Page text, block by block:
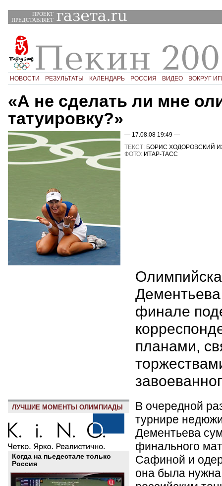
ПРОЕКТ
ПРЕДСТАВЛЯЕТ
НОВОСТИ РЕЗУЛЬТАТЫ КАЛЕНДАРЬ РОССИЯ ВИДЕО ВОКРУГ
«А не сделать ли мне
татуировку?»
— 17.08.08 19:49 —
ТЕКСТ: БОРИС ХОДОРОВСКИЙ
ФОТО: ИТАР-ТАСС
финале
планами,
ЛУЧШИЕ МОМЕНТЫ ОЛИМПИАДЫ
Когда на пьедестале только
Россия
В очередной
турнире
Дементьева
финального
Сафиной и
она была